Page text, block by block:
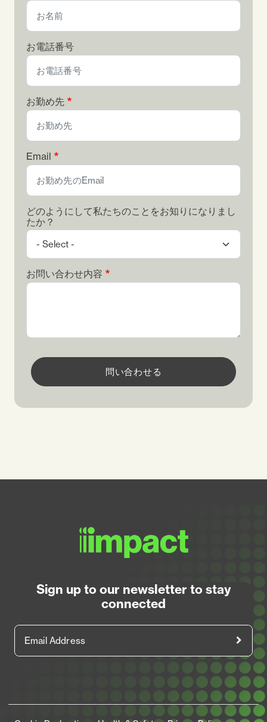
お電話番号
お勤め先
Email
どのようにして私たちのことをお知りになりまし
たか？
お問い合わせ内容
問い合わせる
Sign up to our newsletter to stay
connected